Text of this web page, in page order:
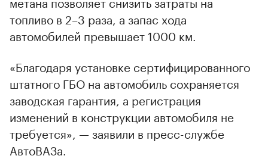
топливо в 2–3 раза, а запас хода
автомобилей превышает 1000 км.
«Благодаря установке сертифицированного
штатного ГБО на автомобиль сохраняется
заводская гарантия, а регистрация
изменений в конструкции автомобиля не
требуется», — заявили в пресс-службе
АвтоВАЗа.